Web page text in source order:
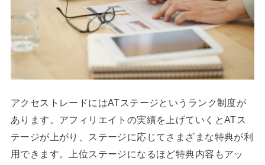
アクセストレードにはATステージというランク制度が
あります。アフィリエイトの実績を上げていくとATス
テージが上がり、ステージに応じてさまざまな特典が利
用できます。上位ステージになるほど特典内容もアッ